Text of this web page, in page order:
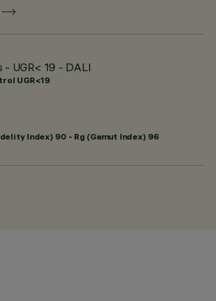
- UGR< 19 - DALI
UGR<19
Index) 90 - Rg (Gamut Index) 96